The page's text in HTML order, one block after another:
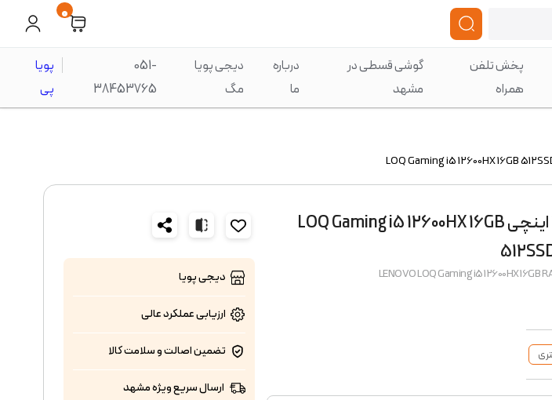
0
پخش تلفن
همراه
گوشی قسطی در
مشهد
درباره
ما
دیجی پویا
مگ
051-
38453765
پویا
پی
لپ تاپ لنوو 15.6 اینچی LOQ Gaming i5 12600HX 16GB
LENOVO LOQ Gaming i5 12600HX 16GB دیجی پویا
ارزیابی عملکردعالی
تضمین اصالت و سلامت کالا
ارسال سریع ویژه مشهد